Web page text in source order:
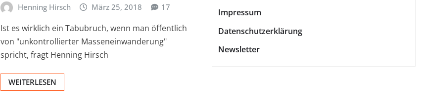
Henning Hirsch März 25, 2018 17
Ist es wirklich ein Tabubruch, wenn man öffentlich
von "unkontrollierter Masseneinwanderung"
spricht, fragt Henning Hirsch
WEITERLESEN
Impressum
Datenschutzerklärung
Newsletter